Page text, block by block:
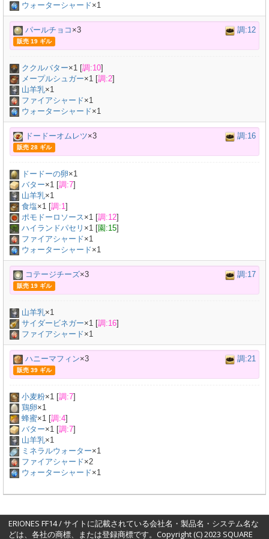
ウォーターシャード×1
パールチョコ ×3 調:12
販売 19 ギル
ククルバター×1 [調:10]
メープルシュガー×1 [調:2]
山羊乳×1
ファイアシャード×1
ウォーターシャード×1
ドードーオムレツ×3 調:16
販売 28 ギル
ドードーの卵×1
バター×1 [調:7]
山羊乳×1
食塩×1 [調:1]
ポモドーロソース×1 [調:12]
ハイランドパセリ ×1 [園:15]
ファイアシャード×1
ウォーターシャード×1
コテージチーズ×3 調:17
販売 19 ギル
山羊乳×1
サイダービネガー×1 [調:16]
ファイアシャード×1
ハニーマフィン×3 調:21
販売 39 ギル
小麦粉×1 [調:7]
鶏卵×1
蜂蜜×1 [調:4]
バター×1 [調:7]
山羊乳×1
ミネラルウォーター×1
ファイアシャード×2
ウォーターシャード×1
ERIONES FF14 / サイトに記載されている会社名・製品名・システム名な
どは、各社の商標、または登録商標です。Copyright (C) 2023 SQUARE